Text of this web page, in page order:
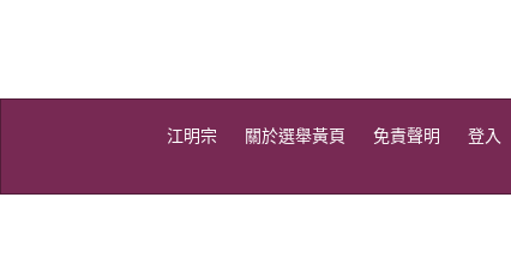
江明宗 關於選舉黃頁 免責聲明 登入